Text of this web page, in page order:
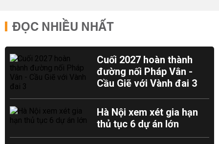
ĐỌC NHIỀU NHẤT
Cuối 2027 hoàn thành
đường nối Pháp Vân -
Cầu Giẽ với Vành đai 3
Hà Nội xem xét gia hạn
thủ tục 6 dự án lớn